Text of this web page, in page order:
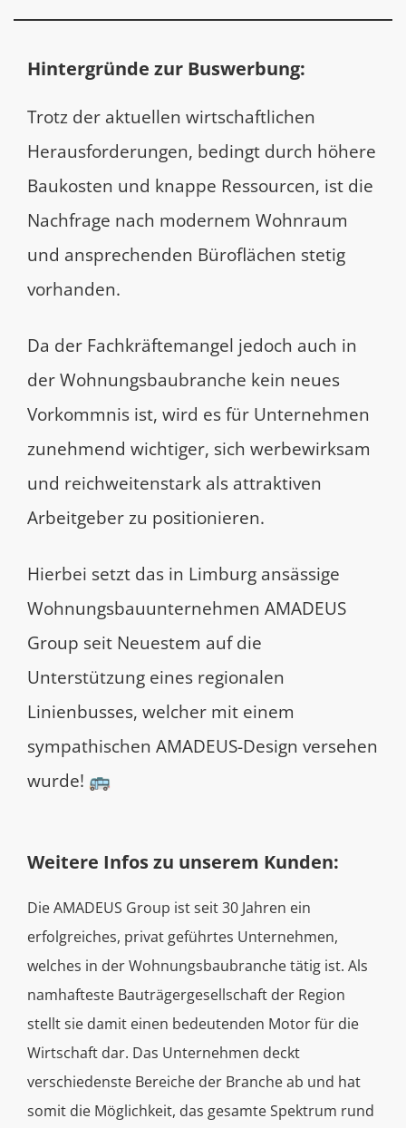
Hintergründe zur Buswerbung:
Trotz der aktuellen wirtschaftlichen
Herausforderungen, bedingt durch höhere
Baukosten und knappe Ressourcen, ist die
Nachfrage nach modernem Wohnraum
und ansprechenden Büroflächen stetig
vorhanden.
Da der Fachkräftemangel jedoch auch in
der Wohnungsbaubranche kein neues
Vorkommnis ist, wird es für Unternehmen
zunehmend wichtiger, sich werbewirksam
und reichweitenstark als attraktiven
Arbeitgeber zu positionieren.
Hierbei setzt das in Limburg ansässige
Wohnungsbauunternehmen AMADEUS
Group seit Neuestem auf die
Unterstützung eines regionalen
Linienbusses, welcher mit einem
sympathischen AMADEUS-Design versehen
wurde! 🚌
Weitere Infos zu unserem Kunden:
Die AMADEUS Group ist seit 30 Jahren ein
erfolgreiches, privat geführtes Unternehmen,
welches in der Wohnungsbaubranche tätig ist. Als
namhafteste Bauträgergesellschaft der Region
stellt sie damit einen bedeutenden Motor für die
Wirtschaft dar. Das Unternehmen deckt
verschiedenste Bereiche der Branche ab und hat
somit die Möglichkeit, das gesamte Spektrum rund